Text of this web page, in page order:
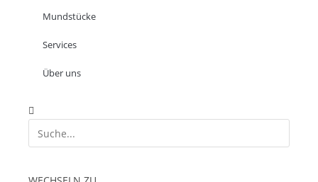
Mundstücke
Services
Über uns